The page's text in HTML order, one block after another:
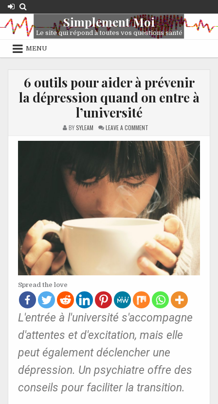
Simplement Moi
Le site qui répond à toutes vos questions santé
MENU
6 outils pour aider à prévenir
la dépression quand on entre à
l’université
BYSYLEAM LEAVE A COMMENT
Spread the love
L'entrée à l'université s'accompagne
d'attentes et d'excitation, mais elle
peut également déclencher une
dépression. Un psychiatre offre des
conseils pour faciliter la transition.